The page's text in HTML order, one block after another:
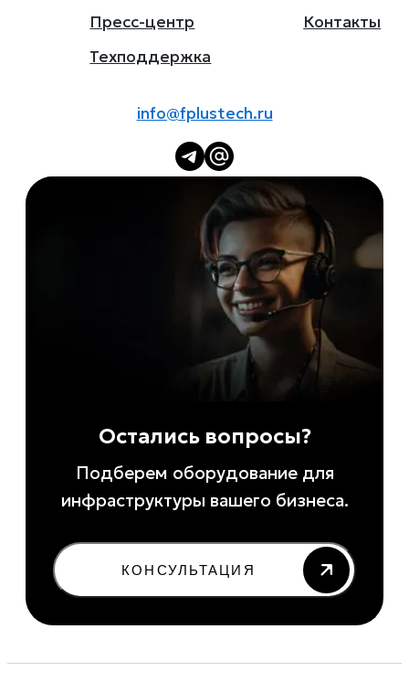
Пресс-центр
Контакты
Техподдержка
info@fplustech.ru
Остались вопросы?
Подберем оборудование для
инфраструктуры вашего бизнеса.
КОНСУЛЬТАЦИЯ